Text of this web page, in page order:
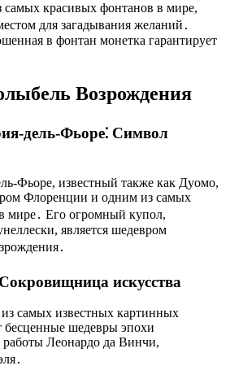
красивых фонтанов в мире,
для загадывания желаний․
в фонтан монетка гарантирует
Возрождения
дель-Фьоре⁚ Символ
Фьоре, известный также как Дуомо,
Флоренции и одним из самых
мире․ Его огромный купол,
является шедевром
искусства
самых известных картинных
бесценные шедевры эпохи
Леонардо да Винчи,